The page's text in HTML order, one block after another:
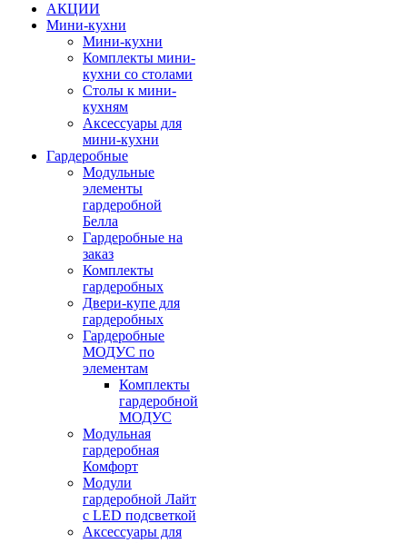
АКЦИИ
Мини-кухни
Мини-кухни
Комплекты мини-
кухни со столами
Столы к мини-
кухням
Аксессуары для
мини-кухни
Гардеробные
Модульные
элементы
гардеробной
Белла
Гардеробные на
заказ
Комплекты
гардеробных
Двери-купе для
гардеробных
Гардеробные
МОДУС по
элементам
Комплекты
гардеробной
МОДУС
Модульная
гардеробная
Комфорт
Модули
гардеробной Лайт
с LED подсветкой
Аксессуары для